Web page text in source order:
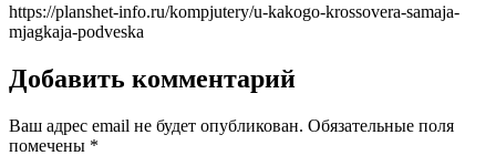
https://planshet-info.ru/kompjutery/u-kakogo-krossovera-samaja-
mjagkaja-podveska
Добавить комментарий
Ваш адрес email не будет опубликован. Обязательные поля
помечены *